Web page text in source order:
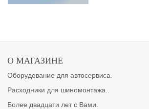
О МАГАЗИНЕ
Оборудование для автосервиса.
Расходники для шиномонтажа..
Более двадцати лет с Вами.